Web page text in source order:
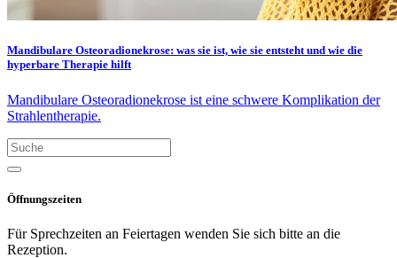
Mandibulare Osteoradionekrose: was sie ist, wie sie entsteht und wie die
hyperbare Therapie hilft
Mandibulare Osteoradionekrose ist eine schwere Komplikation der
Strahlentherapie.
Öffnungszeiten
Für Sprechzeiten an Feiertagen wenden Sie sich bitte an die
Rezeption.